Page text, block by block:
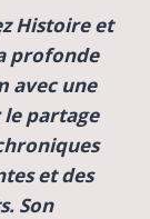
Histoire et
profonde
avec une
partage
et des
Son